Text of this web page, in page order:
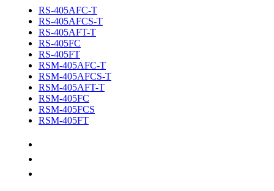
RS-405AFC-T
RS-405AFCS-T
RS-405AFT-T
RS-405FC
RS-405FT
RSM-405AFC-T
RSM-405AFCS-T
RSM-405AFT-T
RSM-405FC
RSM-405FCS
RSM-405FT